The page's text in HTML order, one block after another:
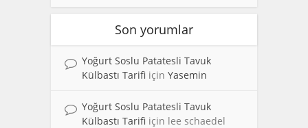
Son yorumlar
Yoğurt Soslu Patatesli Tavuk
Külbastı Tarifi için Yasemin
Yoğurt Soslu Patatesli Tavuk
Külbastı Tarifi için lee schaedel